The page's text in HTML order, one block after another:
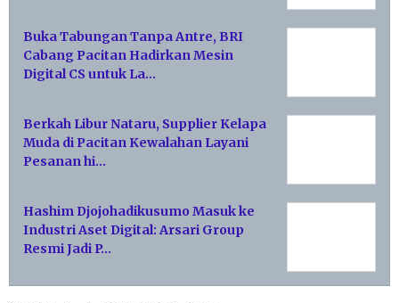
Buka Tabungan Tanpa Antre, BRI
Cabang Pacitan Hadirkan Mesin
Digital CS untuk La…
Berkah Libur Nataru, Supplier Kelapa
Muda di Pacitan Kewalahan Layani
Pesanan hi…
Hashim Djojohadikusumo Masuk ke
Industri Aset Digital: Arsari Group
Resmi Jadi P…